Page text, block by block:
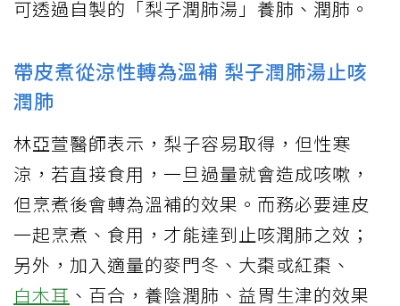
可透過自製的「梨子潤肺湯」養肺、潤肺。
帶皮煮從涼性轉為溫補 梨子潤肺湯止咳
潤肺
林亞萱醫師表示，梨子容易取得，但性寒
涼，若直接食用，一旦過量就會造成咳嗽，
但烹煮後會轉為溫補的效果。而務必要連皮
一起烹煮、食用，才能達到止咳潤肺之效；
另外，加入適量的麥門冬、大棗或紅棗、
白木耳 、百合，養陰潤肺、益胃生津的效果